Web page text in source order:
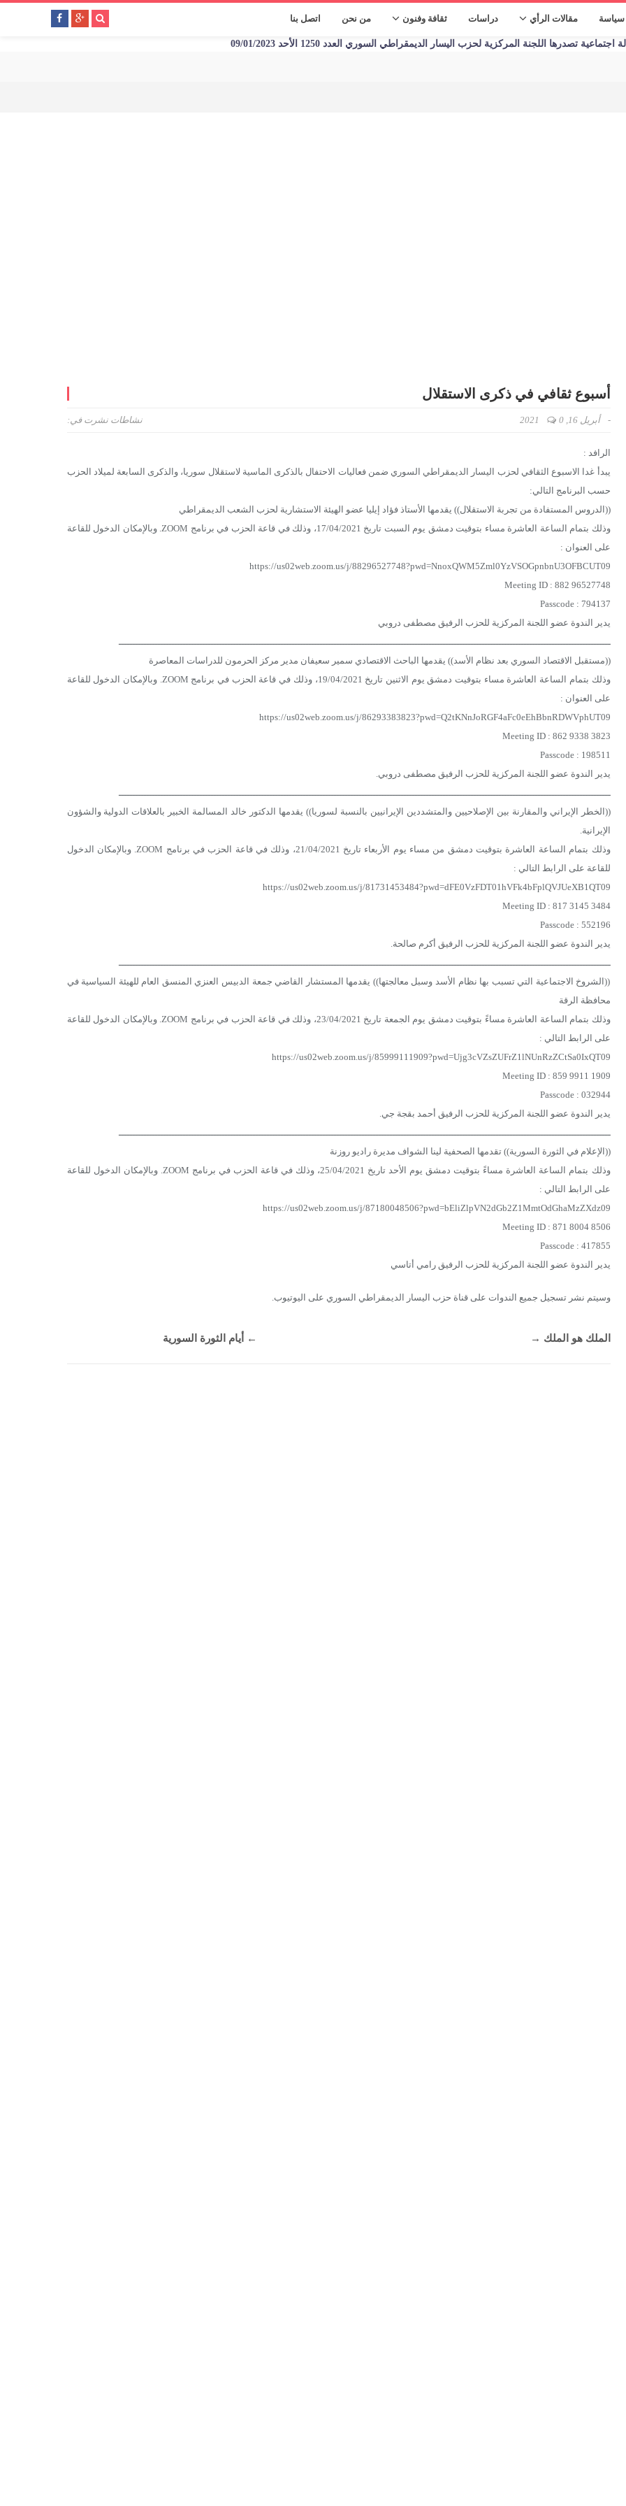
سياسة مقالات الرأي دراسات ثقافة وفنون من نحن اتصل بنا
تصدرها اللجنة المركزية لحزب اليسار الديمقراطي السوري العدد 1250 الأحد 09/01/2023
أسبوع ثقافي في ذكرى الاستقلال
نشرت في: نشاطات - أبريل 16, 2021 0
الرافد :
يبدأ غدا الاسبوع الثقافي لحزب اليسار الديمقراطي السوري ضمن فعاليات الاحتفال بالذكرى الماسية لاستقلال سوريا، والذكرى السابعة لميلاد الحزب
حسب البرنامج التالي:
((الدروس المستفادة من تجربة الاستقلال)) يقدمها الأستاذ فؤاد إيليا عضو الهيئة الاستشارية لحزب الشعب الديمقراطي
وذلك بتمام الساعة العاشرة مساء بتوقيت دمشق يوم السبت تاريخ 17/04/2021، وذلك في قاعة الحزب في برنامج ZOOM. وبالإمكان الدخول للقاعة
على العنوان :
https://us02web.zoom.us/j/88296527748?pwd=NnoxQWM5Zml0YzVSOGpnbnU3OFBCUT09
Meeting ID : 882 96527748
Passcode : 794137
يدير الندوة عضو اللجنة المركزية للحزب الرفيق مصطفى دروبي
ــــــــــــــــــــــــــــــــــــــــــــــــــــــــــــــــــــــــــــــــــــــــــــــــــــــــــــــــــــــــــــــــــــــــــــــــــــــــــــــــــــــــــــــــ
((مستقبل الاقتصاد السوري بعد نظام الأسد)) يقدمها الباحث الاقتصادي سمير سعيفان مدير مركز الحرمون للدراسات المعاصرة
وذلك بتمام الساعة العاشرة مساء بتوقيت دمشق يوم الاثنين تاريخ 19/04/2021، وذلك في قاعة الحزب في برنامج ZOOM. وبالإمكان الدخول للقاعة
على العنوان :
https://us02web.zoom.us/j/86293383823?pwd=Q2tKNnJoRGF4aFc0eEhBbnRDWVphUT09
Meeting ID : 862 9338 3823
Passcode : 198511
يدير الندوة عضو اللجنة المركزية للحزب الرفيق مصطفى دروبي.
ــــــــــــــــــــــــــــــــــــــــــــــــــــــــــــــــــــــــــــــــــــــــــــــــــــــــــــــــــــــــــــــــــــــــــــــــــــــــــــــــــــــــــــــــ
((الخطر الإيراني والمقارنة بين الإصلاحيين والمتشددين الإيرانيين بالنسبة لسوريا)) يقدمها الدكتور خالد المسالمة الخبير بالعلاقات الدولية والشؤون
الإيرانية.
وذلك بتمام الساعة العاشرة بتوقيت دمشق من مساء يوم الأربعاء تاريخ 21/04/2021، وذلك في قاعة الحزب في برنامج ZOOM. وبالإمكان الدخول
للقاعة على الرابط التالي :
https://us02web.zoom.us/j/81731453484?pwd=dFE0VzFDT01hVFk4bFplQVJUeXB1QT09
Meeting ID : 817 3145 3484
Passcode : 552196
يدير الندوة عضو اللجنة المركزية للحزب الرفيق أكرم صالحة.
ــــــــــــــــــــــــــــــــــــــــــــــــــــــــــــــــــــــــــــــــــــــــــــــــــــــــــــــــــــــــــــــــــــــــــــــــــــــــــــــــــــــــــــــــ
((الشروخ الاجتماعية التي تسبب بها نظام الأسد وسبل معالجتها)) يقدمها المستشار القاضي جمعة الدبيس العنزي المنسق العام للهيئة السياسية في
محافظة الرقة
وذلك بتمام الساعة العاشرة مساءً بتوقيت دمشق يوم الجمعة تاريخ 23/04/2021، وذلك في قاعة الحزب في برنامج ZOOM. وبالإمكان الدخول للقاعة
على الرابط التالي :
https://us02web.zoom.us/j/85999111909?pwd=Ujg3cVZsZUFrZ1lNUnRzZCtSa0IxQT09
Meeting ID : 859 9911 1909
Passcode : 032944
يدير الندوة عضو اللجنة المركزية للحزب الرفيق أحمد بقجة جي.
ــــــــــــــــــــــــــــــــــــــــــــــــــــــــــــــــــــــــــــــــــــــــــــــــــــــــــــــــــــــــــــــــــــــــــــــــــــــــــــــــــــــــــــــــ
((الإعلام في الثورة السورية)) تقدمها الصحفية لينا الشواف مديرة راديو روزنة
وذلك بتمام الساعة العاشرة مساءً بتوقيت دمشق يوم الأحد تاريخ 25/04/2021، وذلك في قاعة الحزب في برنامج ZOOM. وبالإمكان الدخول للقاعة
على الرابط التالي :
https://us02web.zoom.us/j/87180048506?pwd=bEliZlpVN2dGb2Z1MmtOdGhaMzZXdz09
Meeting ID : 871 8004 8506
Passcode : 417855
يدير الندوة عضو اللجنة المركزية للحزب الرفيق رامي أتاسي
وسيتم نشر تسجيل جميع الندوات على قناة حزب اليسار الديمقراطي السوري على اليوتيوب.
← أيام الثورة السورية الملك هو الملك →